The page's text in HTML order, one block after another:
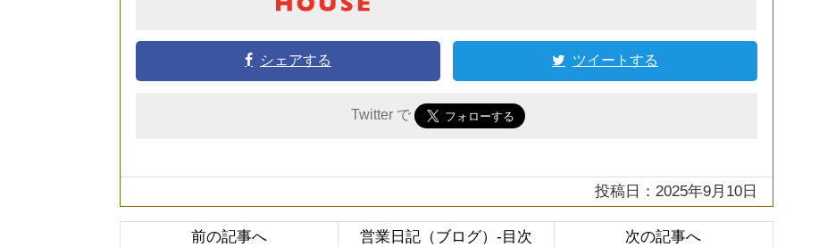
シェアする ツイートする
Twitter で
投稿日：2025年9月10日
前の記事へ 営業日記（ブログ）-目次 次の記事へ